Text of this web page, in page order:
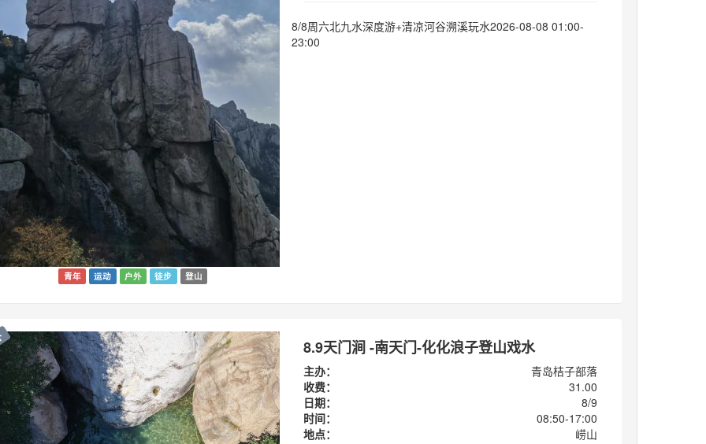
青年 运动 户外 徒步 登山
8/8周六北九水深度游+清凉河谷溯溪玩水2026-08-08 01:00-
23:00
8.9天门涧 -南天门-化化浪子登山戏水
主办：
青岛桔子部落
收费：
31.00
日期：
8/9
时间：
08:50-17:00
地点：
崂山